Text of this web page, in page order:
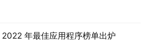
年最佳应用程序榜单出炉